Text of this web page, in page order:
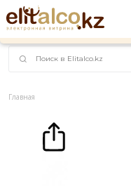
наименований!
instagram.com/rojo.kz
Рекомендуем
Ром Captain Morgan
Джин Gordon`s
Пиво Guinness
Главная